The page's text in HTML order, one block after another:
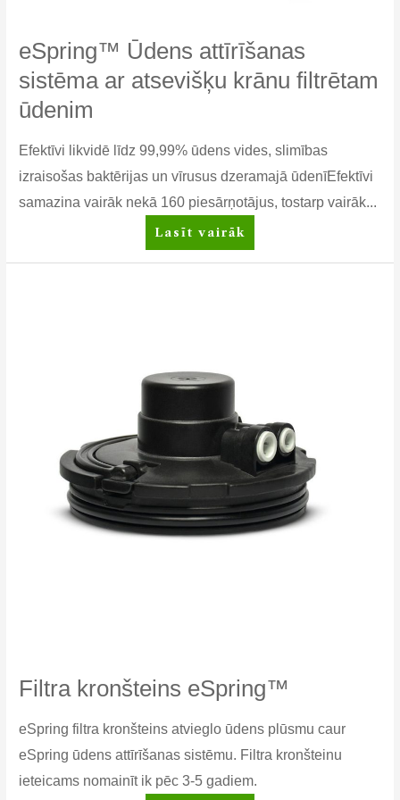
eSpring™ Ūdens attīrīšanas
sistēma ar atsevišķu krānu filtrētam
ūdenim
Efektīvi likvidē līdz 99,99% ūdens vides, slimības
izraisošas baktērijas un vīrusus dzeramajā ūdenīEfektīvi
samazina vairāk nekā 160 piesārņotājus, tostarp vairāk...
eSpring™
Ūdens
filtrētam
Lasīt vairāk
Filtra kronšteins eSpring™
eSpring filtra kronšteins atvieglo ūdens plūsmu caur
eSpring ūdens attīrīšanas sistēmu. Filtra kronšteinu
ieteicams nomainīt ik pēc 3-5 gadiem.